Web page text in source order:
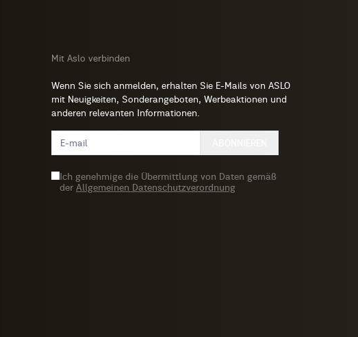
Mit Aslo verbinden
Wenn Sie sich anmelden, erhalten Sie E-Mails von ASLO
mit Neuigkeiten, Sonderangeboten, Werbeaktionen und
anderen relevanten Informationen.
Ich genehmige die Übermittlung von Daten gemäß
der Allgemeinen Datenschutzverordnung